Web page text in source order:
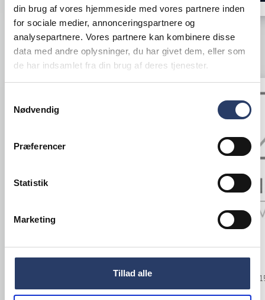
din brug af vores hjemmeside med vores partnere inden
for sociale medier, annonceringspartnere og
analysepartnere. Vores partnere kan kombinere disse
data med andre oplysninger, du har givet dem, eller som
de har indsamlet fra din brug af deres tjenester.
Nødvendig
Præferencer
Statistik
Marketing
Tillad alle
ANDRE KIGGEDE OGSÅ PÅ
Reol
DxBxH: 500x1500x1750 mm
Aluminium
Reol
DxBxH:
Aluminium